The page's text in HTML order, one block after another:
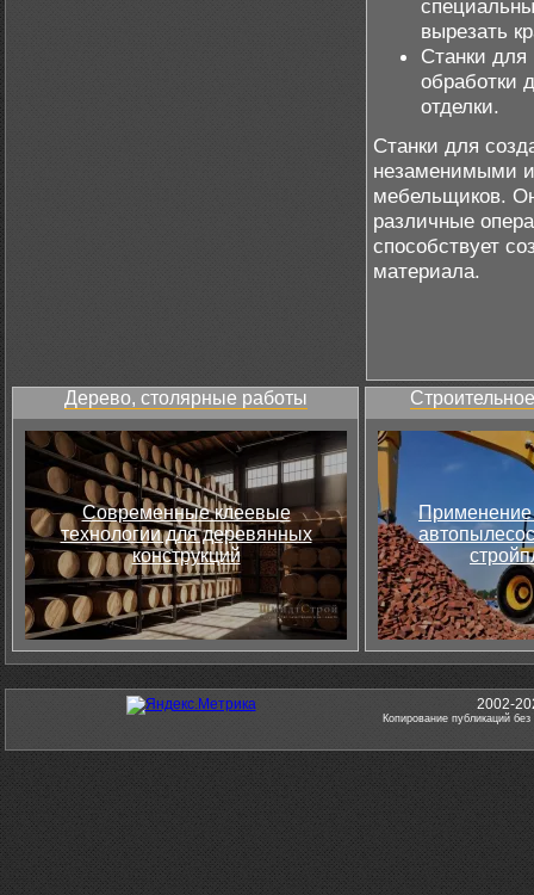
вырезать
Станки
обработки
отделки.
Станки для
незаменимыми
мебельщиков.
различные
способствует
материала.
Дерево, столярные работы
Современные клеевые
технологии для деревянных
конструкций
Применение
2002-
Копирование публикаций